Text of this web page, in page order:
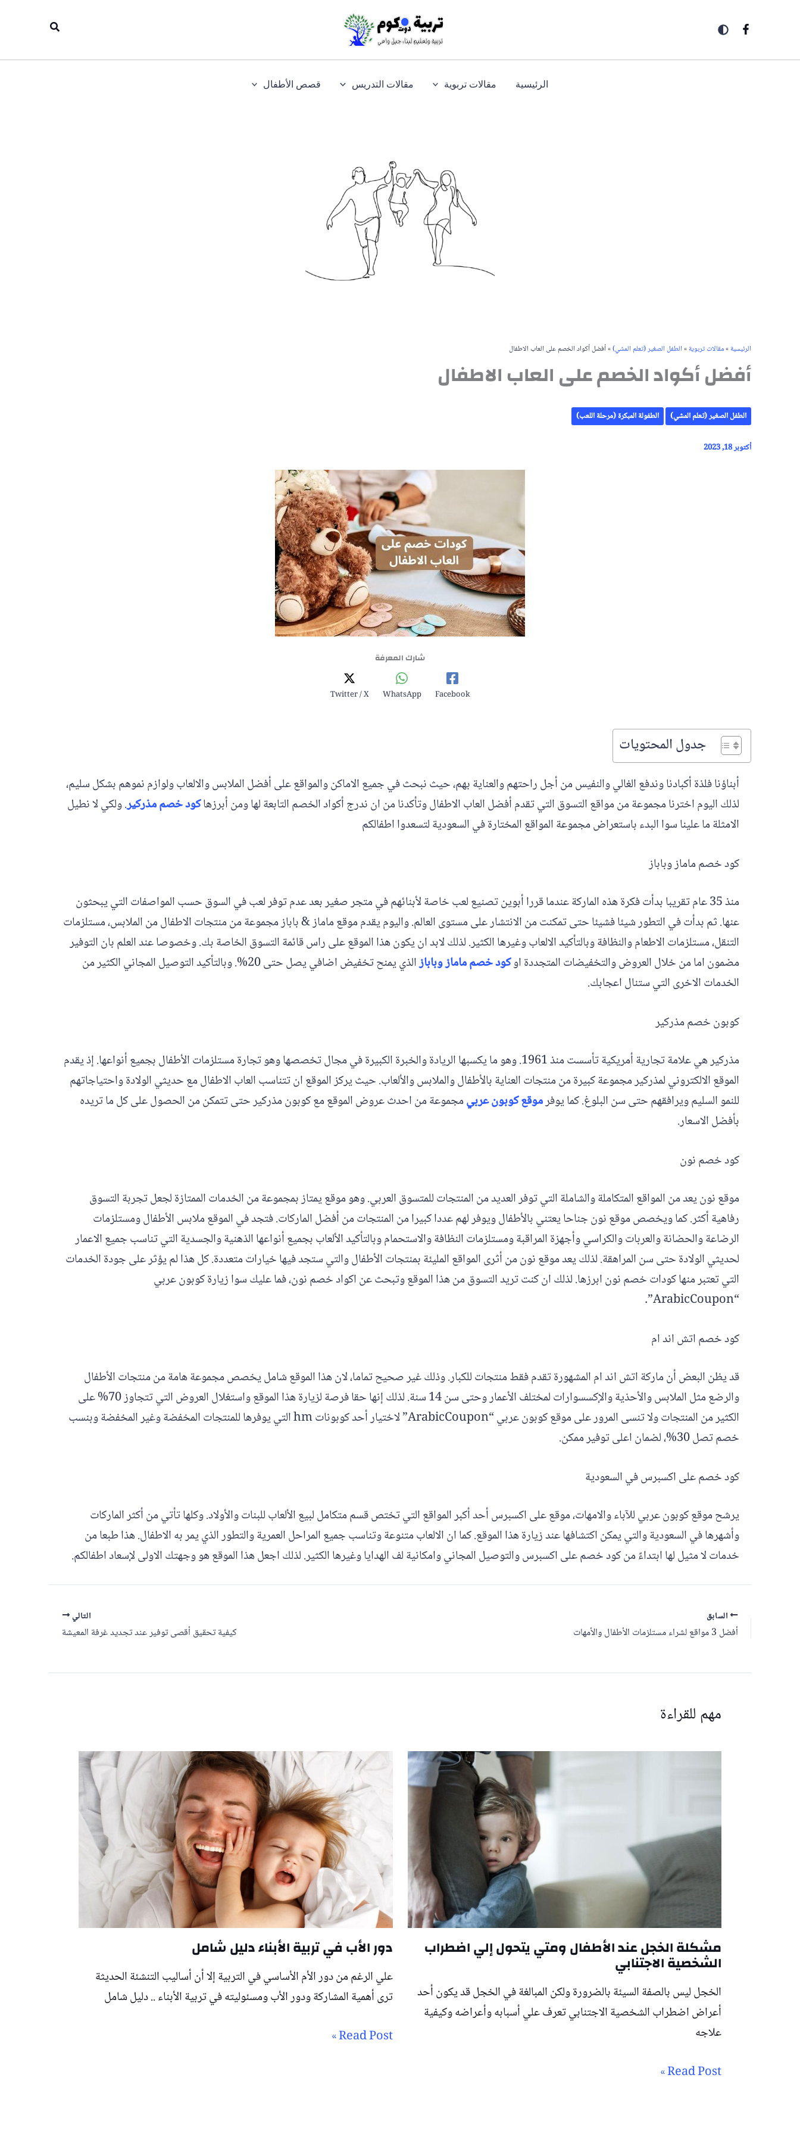
الرئيسية مقالات تربوية مقالات التدريس قصص الأطفال
الرئيسية»مقالات تربوية»الطفل الصغير (تعلم المشي)»أفضل أكواد الخصم على العاب الاطفال
أفضل أكواد الخصم على العاب الاطفال
الطفل الصغير (تعلم المشي) الطفولة المبكرة (مرحلة اللعب)
أكتوبر 18, 2023
شارك المعرفة
Facebook
WhatsApp
Twitter / X
جدول المحتويات
أبناؤنا فلذة أكبادنا وندفع الغالي والنفيس من أجل راحتهم والعناية بهم، حيث نبحث في جميع الاماكن والمواقع على أفضل الملابس والالعاب ولوازم نموهم بشكل سليم،
لذلك اليوم اخترنا مجموعة من مواقع التسوق التي تقدم أفضل العاب الاطفال وتأكدنا من ان ندرج أكواد الخصم التابعة لها ومن أبرزهاكود خصم مذركير. ولكي لا نطيل
الامثلة ما علينا سوا البدء باستعراض مجموعة المواقع المختارة في السعودية لتسعدوا اطفالكم
كود خصم ماماز وباباز
منذ 35 عام تقريبا بدأت فكرة هذه الماركة عندما قررا أبوين تصنيع لعب خاصة لأبنائهم في متجر صغير بعد عدم توفر لعب في السوق حسب المواصفات التي يبحثون
عنها. ثم بدأت في التطور شيئا فشيئا حتى تمكنت من الانتشار على مستوى العالم. واليوم يقدم موقع ماماز & باباز مجموعة من منتجات الاطفال من الملابس، مستلزمات
التنقل، مستلزمات الاطعام والنظافة وبالتأكيد الالعاب وغيرها الكثير. لذلك لابد ان يكون هذا الموقع على راس قائمة التسوق الخاصة بك. وخصوصا عند العلم بان التوفير
مضمون اما من خلال العروض والتخفيضات المتجددة اوكود خصم ماماز وباباز
الذي يمنح تخفيض اضافي يصل حتى 20%. وبالتأكيد التوصيل المجاني الكثير من
الخدمات الاخرى التي ستنال اعجابك.
كوبون خصم مذركير
مذركير هي علامة تجارية أمريكية تأسست منذ 1961. وهو ما يكسبها الريادة والخبرة الكبيرة في مجال تخصصها وهو تجارة مستلزمات الأطفال بجميع أنواعها. إذ يقدم
الموقع الالكتروني لمذركير مجموعة كبيرة من منتجات العناية بالأطفال والملابس والألعاب. حيث يركز الموقع ان تتناسب العاب الاطفال مع حديثي الولادة واحتياجاتهم
للنمو السليم ويرافقهم حتى سن البلوغ. كما يوفرموقع كوبون عربيمجموعة من احدث عروض الموقع مع كوبون مذركير حتى تتمكن من الحصول على كل ما تريده
بأفضل الاسعار.
كود خصم نون
موقع نون يعد من المواقع المتكاملة والشاملة التي توفر العديد من المنتجات للمتسوق العربي. وهو موقع يمتاز بمجموعة من الخدمات الممتازة لجعل تجربة التسوق
رفاهية أكثر. كما ويخصص موقع نون جناحا يعتني بالأطفال ويوفر لهم عددا كبيرا من المنتجات من أفضل الماركات. فتجد في الموقع ملابس الأطفال ومستلزمات
الرضاعة والحضانة والعربات والكراسي وأجهزة المراقبة ومستلزمات النظافة والاستحمام وبالتأكيد الألعاب بجميع أنواعها الذهنية والجسدية التي تناسب جميع الاعمار
لحديثي الولادة حتى سن المراهقة. لذلك يعد موقع نون من أثرى المواقع المليئة بمنتجات الأطفال والتي ستجد فيها خيارات متعددة. كل هذا لم يؤثر على جودة الخدمات
التي تعتبر منها كودات خصم نون ابرزها. لذلك ان كنت تريد التسوق من هذا الموقع وتبحث عن اكواد خصم نون، فما عليك سوا زيارة كوبون عربي
“ArabicCoupon”.
كود خصم اتش اند ام
قد يظن البعض أن ماركة اتش اند ام المشهورة تقدم فقط منتجات للكبار. وذلك غير صحيح تماما، لان هذا الموقع شامل يخصص مجموعة هامة من منتجات الأطفال
والرضع مثل الملابس والأحذية والإكسسوارات لمختلف الأعمار وحتى سن 14 سنة. لذلك إنها حقا فرصة لزيارة هذا الموقع واستغلال العروض التي تتجاوز 70% على
الكثير من المنتجات ولا تنسى المرور على موقع كوبون عربي “ArabicCoupon” لاختيار أحد كوبونات hm التي يوفرها للمنتجات المخفضة وغير المخفضة وبنسب
خصم تصل 30%، لضمان اعلى توفير ممكن.
كود خصم على اكسبرس في السعودية
يرشح موقع كوبون عربي للآباء والامهات، موقع على اكسبرس أحد أكبر المواقع التي تختص قسم متكامل لبيع الألعاب للبنات والأولاد. وكلها تأتي من أكثر الماركات
وأشهرها في السعودية والتي يمكن اكتشافها عند زيارة هذا الموقع. كما ان الالعاب متنوعة وتناسب جميع المراحل العمرية والتطور الذي يمر به الاطفال. هذا طبعا من
خدمات لا مثيل لها ابتداءً من كود خصم على اكسبرس والتوصيل المجاني وامكانية لف الهدايا وغيرها الكثير. لذلك اجعل هذا الموقع هو وجهتك الاولى لإسعاد اطفالكم.
السابق
أفضل 3 مواقع لشراء مستلزمات الأطفال والأمهات
التالي
كيفية تحقيق أقصى توفير عند تجديد غرفة المعيشة
مهم للقراءة
مشكلة الخجل عند الأطفال ومتي يتحول إلي اضطراب
الشخصية الاجتنابي
الخجل ليس بالصفة السيئة بالضرورة ولكن المبالغة في الخجل قد يكون أحد
أعراض اضطراب الشخصية الاجتنابي تعرف علي أسبابه وأعراضه وكيفية
علاجه
Read Post »
دور الأب في تربية الأبناء دليل شامل
علي الرغم من دور الأم الأساسي في التربية إلا أن أساليب التنشئة الحديثة
ترى أهمية المشاركة ودور الأب ومسئوليته في تربية الأبناء .. دليل شامل
Read Post »